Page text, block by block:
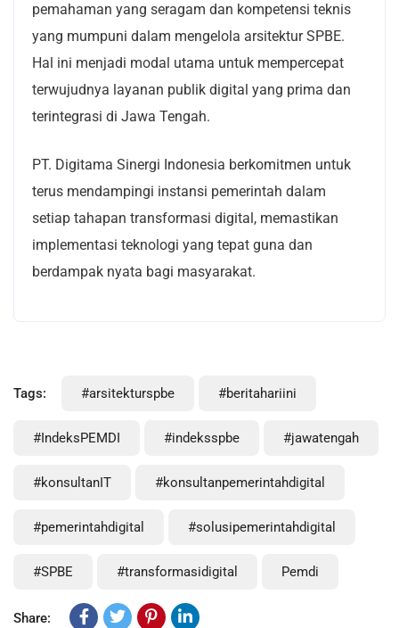
pemahaman yang seragam dan kompetensi teknis
yang mumpuni dalam mengelola arsitektur SPBE.
Hal ini menjadi modal utama untuk mempercepat
terwujudnya layanan publik digital yang prima dan
terintegrasi di Jawa Tengah.
PT. Digitama Sinergi Indonesia berkomitmen untuk
terus mendampingi instansi pemerintah dalam
setiap tahapan transformasi digital, memastikan
implementasi teknologi yang tepat guna dan
berdampak nyata bagi masyarakat.
Tags: #arsitekturspbe #beritahariini
#IndeksPEMDI #indeksspbe #jawatengah
#konsultanIT #konsultanpemerintahdigital
#pemerintahdigital #solusipemerintahdigital
#SPBE #transformasidigital Pemdi
Share: